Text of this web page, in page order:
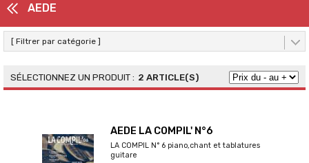
AEDE
[ Filtrer par catégorie ]
2 ARTICLE(S)
AEDE LA COMPIL' N°6
LA COMPIL N° 6 piano,chant et tablatures
guitare